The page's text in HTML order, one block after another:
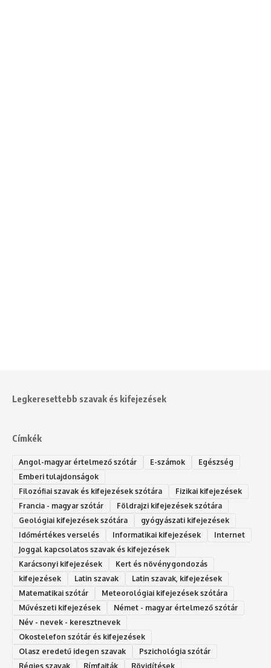
Legkeresettebb szavak és kifejezések
Címkék
Angol-magyar értelmező szótár E-számok
Egészség
Emberi tulajdonságok
Filozófiai szavak és kifejezések szótára
Fizikai kifejezések
Francia - magyar szótár
Földrajzi kifejezések szótára
Geológiai kifejezések szótára
gyógyászati kifejezések
Időmértékes verselés
Informatikai kifejezések
Internet
Joggal kapcsolatos szavak és kifejezések
Karácsonyi kifejezések
Kert és növénygondozás
kifejezések
Latin szavak
Latin szavak, kifejezések
Matematikai szótár
Meteorológiai kifejezések szótára
Művészeti kifejezések
Német - magyar értelmező szótár
Név - nevek - keresztnevek
Okostelefon szótár és kifejezések
Olasz eredetű idegen szavak
Ps‮gólohciz‬ia s‮átóz‬r
Régies szavak
Rímfajták Rövidítések